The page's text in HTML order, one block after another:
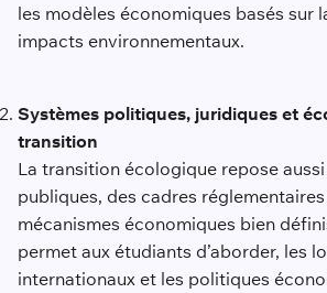
les modèles économiques basés sur
impacts environnementaux.
Systèmes politiques, juridiques et
transition
La transition écologique repose
publiques, des cadres
mécanismes économiques bien
permet aux étudiants d’aborder, les
internationaux et les politiques